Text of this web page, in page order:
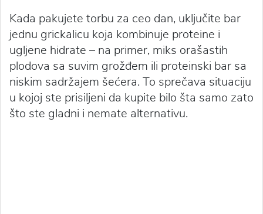
Kada pakujete torbu za ceo dan, uključite bar
jednu grickalicu koja kombinuje proteine i
ugljene hidrate – na primer, miks orašastih
plodova sa suvim grožđem ili proteinski bar sa
niskim sadržajem šećera. To sprečava situaciju
u kojoj ste prisiljeni da kupite bilo šta samo zato
što ste gladni i nemate alternativu.